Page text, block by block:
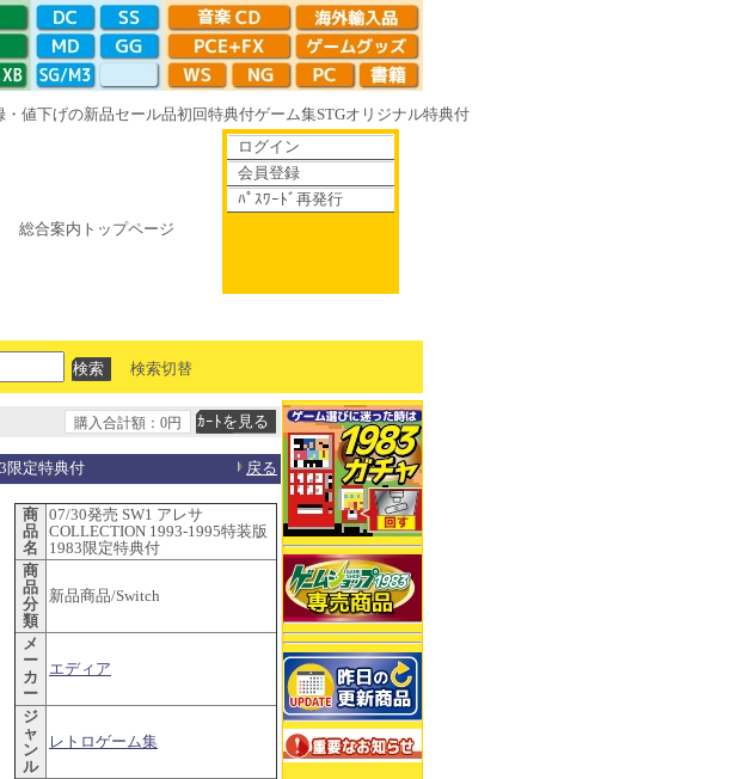
・値下げの新品セール品初回特典付ゲーム集STGオリジナル特典付
総合案内トップページ
り ルート16R やがて散りゆく鏡の花へ 70年代風ロボットアニメ ゲッP-X アレサCOLLECTION
ログイン
会員登録
ﾊﾟｽﾜｰﾄﾞ再発行
検索切替
購入合計額：0円
限定特典付 戻る
商
品
名
07/30発売 SW1 アレサ
COLLECTION 1993-1995特装版
1983限定特典付
商
品
分
類
新品商品/Switch
メ
ー
カ
ー
エディア
ジ
ャ
ン
ル
レトロゲーム集